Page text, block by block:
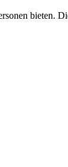
bieten.